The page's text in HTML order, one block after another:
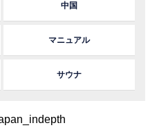
中国
マニュアル
サウナ